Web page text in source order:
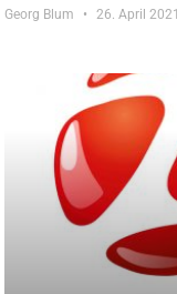
Georg Blum 26. April 2021